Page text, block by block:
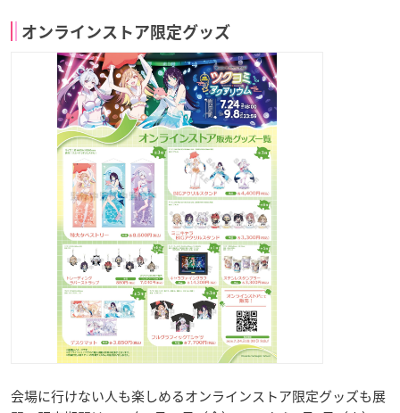
オンラインストア限定グッズ
会場に行けない人も楽しめるオンラインストア限定グッズも展